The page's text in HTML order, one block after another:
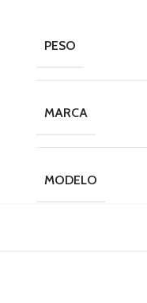
PESO
MARCA
MODELO